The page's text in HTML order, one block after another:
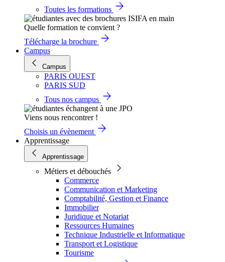
Toutes les formations
Quelle formation te convient ?
Télécharge la brochure
Campus
Campus
PARIS OUEST
PARIS SUD
Tous nos campus
Viens nous rencontrer !
Choisis un évènement
Apprentissage
Apprentissage
Métiers et débouchés
Commerce
Communication et Marketing
Comptabilité, Gestion et Finance
Immobilier
Juridique et Notariat
Ressources Humaines
Technique Industrielle et Informatique
Transport et Logistique
Tourisme